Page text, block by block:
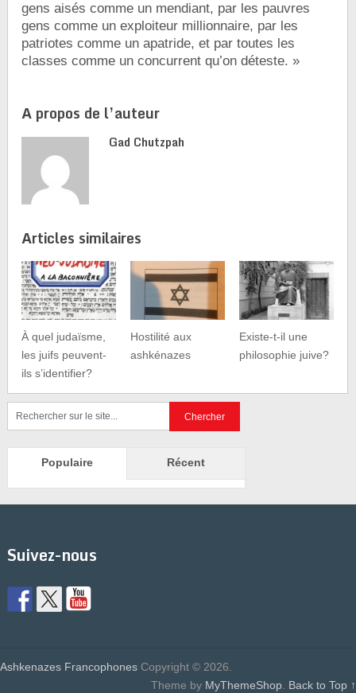
gens aisés comme un mendiant, par les pauvres
gens comme un exploiteur millionnaire, par les
patriotes comme un apatride, et par toutes les
classes comme un concurrent qu’on déteste. »
A propos de l’auteur
Gad Chutzpah
Articles similaires
À quel judaïsme,
les juifs peuvent-
ils s’identifier?
Hostilité aux
ashkénazes
Existe-t-il une
philosophie juive?
Populaire Récent
Suivez-nous
Ashkenazes Francophones Copyright © 2026.
Theme by MyThemeShop Back to Top ↑